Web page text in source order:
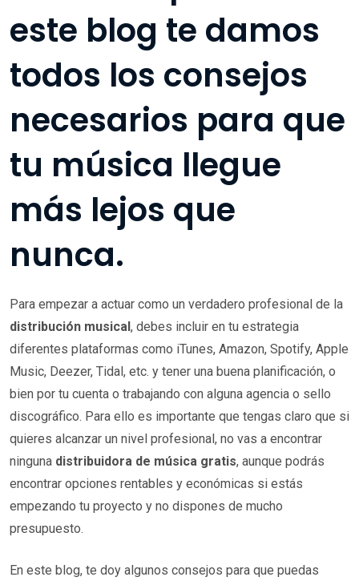
este blog te damos
todos los consejos
necesarios para que
tu música llegue
más lejos que
nunca.
Para empezar a actuar como un verdadero profesional de la
distribución musical, debes incluir en tu estrategia
diferentes plataformas como iTunes, Amazon, Spotify, Apple
Music, Deezer, Tidal, etc. y tener una buena planificación, o
bien por tu cuenta o trabajando con alguna agencia o sello
discográfico. Para ello es importante que tengas claro que si
quieres alcanzar un nivel profesional, no vas a encontrar
ninguna distribuidora de música gratis, aunque podrás
encontrar opciones rentables y económicas si estás
empezando tu proyecto y no dispones de mucho
presupuesto.
En este blog, te doy algunos consejos para que puedas